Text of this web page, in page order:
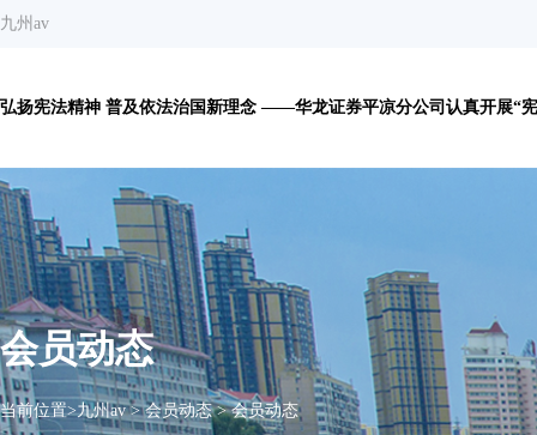
九州av
弘扬宪法精神 普及依法治国新理念 ——华龙证券平凉分公司认真开展“
会员动态
当前位置>九州av>会员动态>会员动态